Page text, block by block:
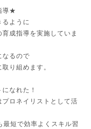
導★
ように
成指導を実施していま
なるので
り組めます。
なれた！
ロネイリストとして活
短で効率よくスキル習